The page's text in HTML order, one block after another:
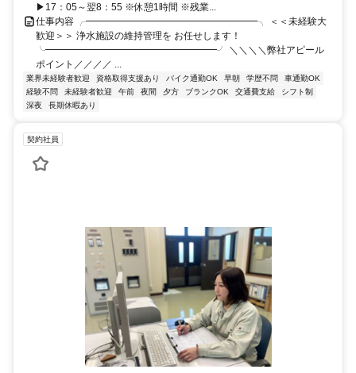
▶17：05～翌8：55 ※休憩1時間 ※残業...
仕事内容 ╭━━━━━━━━━━━━━━━━━━╮ ＜＜未経験大
歓迎＞＞ 浄水施設の維持管理を お任せします！
╰━━━━━━━━━━━━━━━━━━╯ ＼＼＼＼弊社アピール
ポイント／／／／ ...
業界未経験者歓迎 資格取得支援あり バイク通勤OK 早朝 学歴不問
車通勤OK
経験不問
未経験者歓迎 午前 夜間 夕方 ブランクOK 交通費支給
シフト制
深夜
長期休暇あり
契約社員